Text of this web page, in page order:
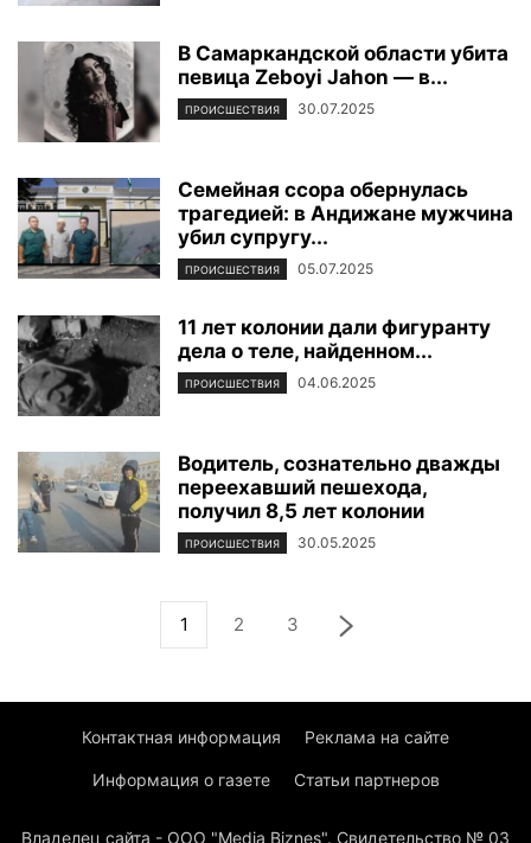
В Самаркандской области убита
певица Zeboyi Jahon — в...
ПРОИСШЕСТВИЯ 30.07.2025
Семейная ссора обернулась
трагедией: в Андижане мужчина
убил супругу...
ПРОИСШЕСТВИЯ 05.07.2025
11 лет колонии дали фигуранту
дела о теле, найденном...
ПРОИСШЕСТВИЯ 04.06.2025
Водитель, сознательно дважды
переехавший пешехода,
получил 8,5 лет колонии
ПРОИСШЕСТВИЯ 30.05.2025
1 2 3
Контактная информация Реклама на сайте
Информация о газете Статьи партнеров
Владелец сайта - ООО "Media Biznes". Свидетельство № 03